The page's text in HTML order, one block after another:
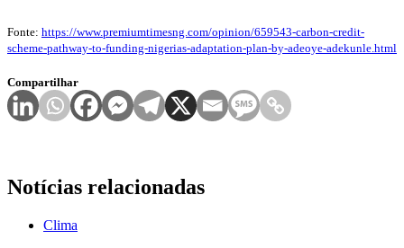
Fonte: https://www.premiumtimesng.com/opinion/659543-carbon-credit-
scheme-pathway-to-funding-nigerias-adaptation-plan-by-adeoye-adekunle.html
Compartilhar
Notícias relacionadas
Clima